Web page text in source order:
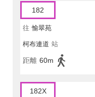
182
往 愉翠苑
柯布連道 站
距離 60m
182X